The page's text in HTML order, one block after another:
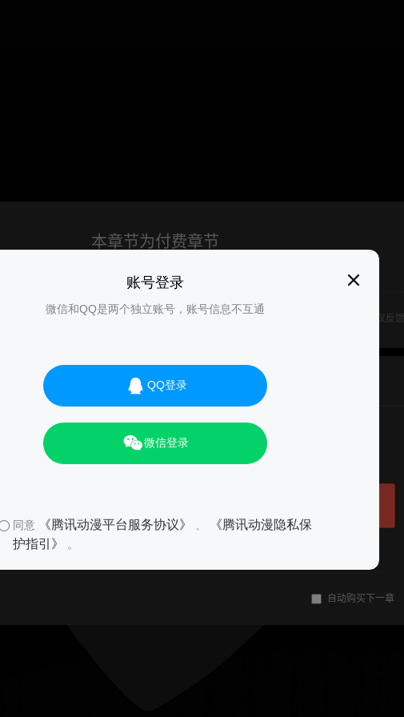
账号登录
微信和QQ是两个独立账号，账号信息不互通
QQ登录
微信登录
同意 《腾讯动漫平台服务协议》
《腾讯动漫隐私保
护指引》
。